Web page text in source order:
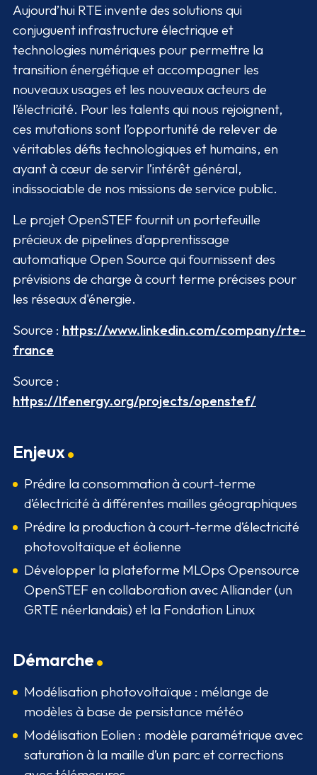
Aujourd’hui RTE invente des solutions qui
conjuguent infrastructure électrique et
technologies numériques pour permettre la
transition énergétique et accompagner les
nouveaux usages et les nouveaux acteurs de
l’électricité. Pour les talents qui nous rejoignent,
ces mutations sont l’opportunité de relever de
véritables défis technologiques et humains, en
ayant à cœur de servir l’intérêt général,
indissociable de nos missions de service public.
Le projet OpenSTEF fournit un portefeuille
précieux de pipelines d'apprentissage
automatique Open Source qui fournissent des
prévisions de charge à court terme précises pour
les réseaux d'énergie.
Source : https://www.linkedin.com/company/rte-
france
Source :
https://lfenergy.org/projects/openstef/
Enjeux
Prédire la consommation à court-terme
d’électricité à différentes mailles géographiques
Prédire la production à court-terme d’électricité
photovoltaïque et éolienne
Développer la plateforme MLOps Opensource
OpenSTEF en collaboration avec Alliander (un
GRTE néerlandais) et la Fondation Linux
Démarche
Modélisation photovoltaïque : mélange de
modèles à base de persistance météo
Modélisation Eolien : modèle paramétrique avec
saturation à la maille d’un parc et corrections